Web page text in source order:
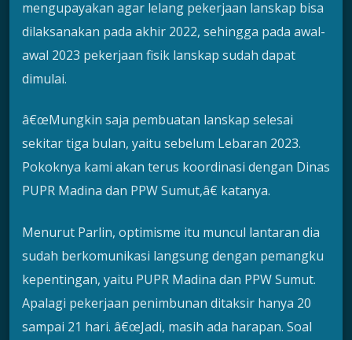
mengupayakan agar lelang pekerjaan lanskap bisa
dilaksanakan pada akhir 2022, sehingga pada awal-
awal 2023 pekerjaan fisik lanskap sudah dapat
dimulai.
â€œMungkin saja pembuatan lanskap selesai
sekitar tiga bulan, yaitu sebelum Lebaran 2023.
Pokoknya kami akan terus koordinasi dengan Dinas
PUPR Madina dan PPW Sumut,â€ katanya.
Menurut Parlin, optimisme itu muncul lantaran dia
sudah berkomunikasi langsung dengan pemangku
kepentingan, yaitu PUPR Madina dan PPW Sumut.
Apalagi pekerjaan penimbunan ditaksir hanya 20
sampai 21 hari. â€œJadi, masih ada harapan. Soal